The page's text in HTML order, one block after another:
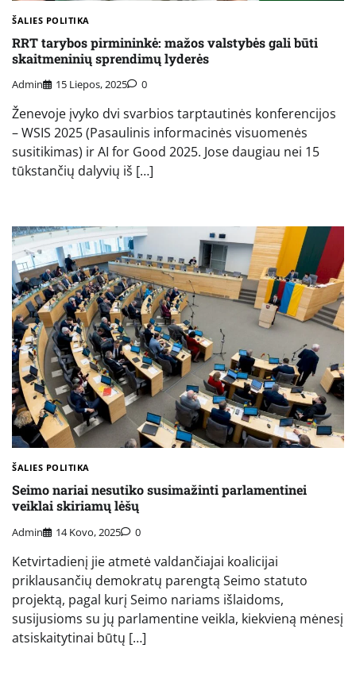
ŠALIES POLITIKA
RRT tarybos pirmininkė: mažos valstybės gali būti
skaitmeninių sprendimų lyderės
Admin 15 Liepos, 2025 0
Ženevoje įvyko dvi svarbios tarptautinės konferencijos
– WSIS 2025 (Pasaulinis informacinės visuomenės
susitikimas) ir AI for Good 2025. Jose daugiau nei 15
tūkstančių dalyvių iš […]
ŠALIES POLITIKA
Seimo nariai nesutiko susimažinti parlamentinei
veiklai skiriamų lėšų
Admin 14 Kovo, 2025 0
Ketvirtadienį jie atmetė valdančiajai koalicijai
priklausančių demokratų parengtą Seimo statuto
projektą, pagal kurį Seimo nariams išlaidoms,
susijusioms su jų parlamentine veikla, kiekvieną mėnesį
atsiskaitytinai būtų […]